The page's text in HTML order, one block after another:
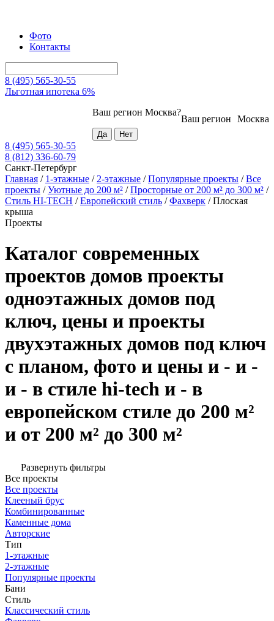
Фото
Контакты
8 (495) 565-30-55
Льготная ипотека 6%
Москва
Ваш регион
Ваш регион Москва?
8 (495) 565-30-55
8 (812) 336-60-79
Санкт-Петербург
Главная / 1-этажные / 2-этажные /Популярные проекты /Все
проекты /Уютные до 200 м² /Просторные от 200 м² до 300 м² /
Стиль HI-TECH /Европейский стиль /Фахверк /Плоская
крыша
Проекты
Каталог современных
проектов домов проекты
одноэтажных домов под
ключ, цены и проекты
двухэтажных домов под ключ
с планом, фото и цены и - и -
и - в стиле hi-tech и - в
европейском стиле до 200 м²
и от 200 м² до 300 м²
Развернуть фильтры
Все проекты
Все проекты
Клееный брус
Комбинированные
Каменные дома
Авторские
Тип
1-этажные
2-этажные
Популярные проекты
Бани
Стиль
Классический стиль